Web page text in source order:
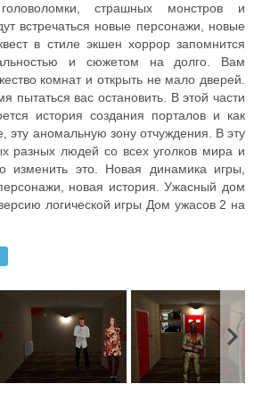
страшных монстров и
встречаться новые персонажи, новые
в стиле экшен хоррор запомнится
и сюжетом на долго. Вам
комнат и открыть не мало дверей.
пытаться вас остановить. В этой части
история создания порталов и как
эту аномальную зону отчуждения. В эту
разных людей со всех уголков мира и
изменить это. Новая динамика игры,
новая история. Ужасный дом
логической игры Дом ужасов 2 на